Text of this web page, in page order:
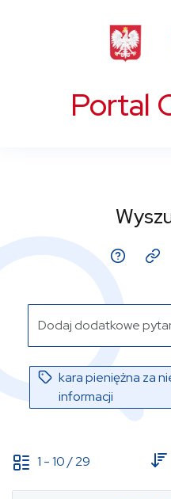
Portal
kara pieniężna za
informacji
1 -10/29